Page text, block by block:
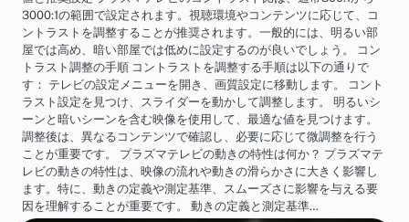
3000:1の範囲で設定されます。視聴環境やコンテンツに応じて、コ
ントラストを調整することが推奨されます。一般的には、明るい部
屋では高め、暗い部屋では低めに設定するのが良いでしょう。 コン
トラスト調整の手順 コントラストを調整する手順は以下の通りで
す： テレビの設定メニューを開き、画質設定に移動します。 コント
ラスト設定を見つけ、スライダーを動かして調整します。 明るいシ
ーンと暗いシーンを含む映像を使用して、最適な値を見つけます。
調整後は、異なるコンテンツで確認し、必要に応じて微調整を行う
ことが重要です。 プラズマテレビの動きの特性は何か？ プラズマテ
レビの動きの特性は、映像の流れや動きの滑らかさに大きく影響し
ます。特に、動きの定義や測定基準、スムーズさに影響を与える要
因を理解することが重要です。 動きの定義と測定基準…